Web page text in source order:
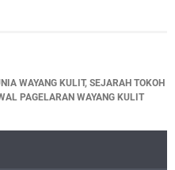
WAYANG KULIT, SEJARAH TOKOH
PAGELARAN WAYANG KULIT